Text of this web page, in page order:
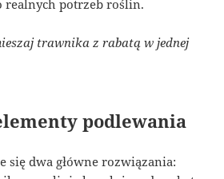
realnych potrzeb roślin.
trawnika z rabatą w jednej
podlewania
się dwa główne rozwiązania: